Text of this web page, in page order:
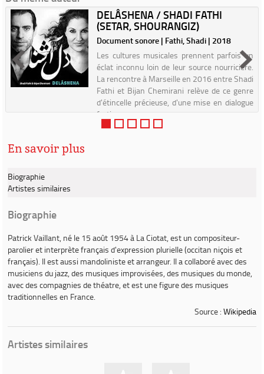
DELÂSHENA / SHADI FATHI
(SETAR, SHOURANGIZ)
Document sonore | Fathi, Shadi | 2018
Les cultures musicales prennent parfois un
éclat inconnu loin de leur source nourricière.
La rencontre à Marseille en 2016 entre Shadi
Fathi et Bijan Chemirani relève de ce genre
d'étincelle précieuse, d'une mise en dialogue
ferti...
En savoir plus
Biographie
Artistes similaires
Biographie
Patrick Vaillant, né le 15 août 1954 à La Ciotat, est un compositeur-
parolier et interprète français d'expression plurielle (occitan niçois et
français). Il est aussi mandoliniste et arrangeur. Il a collaboré avec des
musiciens du jazz, des musiques improvisées, des musiques du monde,
avec des compagnies de théatre, et est une figure des musiques
traditionnelles en France.
Source : Wikipedia
Artistes similaires